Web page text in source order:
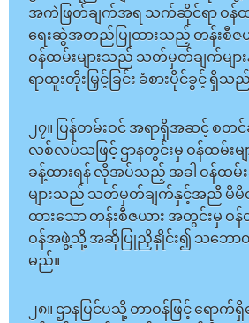
အကဲဖြတ်ချက်အရ သက်ဆိုင်ရာ ဝန်
ရေးဆွဲအတည်ပြုထားသည့် တန်းစီဇယ
ဝန်ထမ်းများသည် သတ်မှတ်ချက်မျ
ရာထူးတိုးမြှင့်ခြင်း ခံစားပိုင်ခွင့် ရှိသ
၂၇။ ပြန်တမ်းဝင် အရာရှိအဆင့် စတင်
လစ်လပ်သဖြင့် ဌာနတွင်းမှ ဝန်ထမ်းမျ
ခန့်ထားရန် လိုအပ်သည့် အခါ ဝန်ထမ်
များသည် သတ်မှတ်ချက်နှင့်အညီ မိ
ထားသော တန်းစီဇယား အတွင်းမှ ဝန်
ဝန်အဖွဲ့သို့ အဆိုပြုညှိနှိုင်း၍ သဘော
မည်။
၂၈။ ဌာနပြင်ပသို့ တာဝန်ဖြင့် ရော